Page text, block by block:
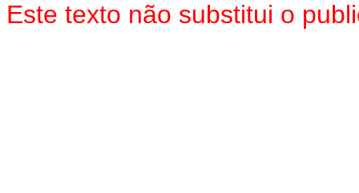
Este texto não substitui o